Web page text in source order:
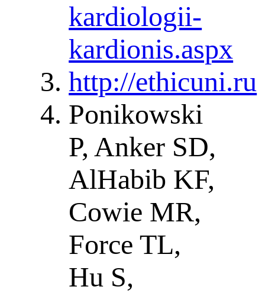
kardiologii-
kardionis.aspx
http://ethicuni.ru
Ponikowski
P, Anker SD,
AlHabib KF,
Cowie MR,
Force TL,
Hu S,